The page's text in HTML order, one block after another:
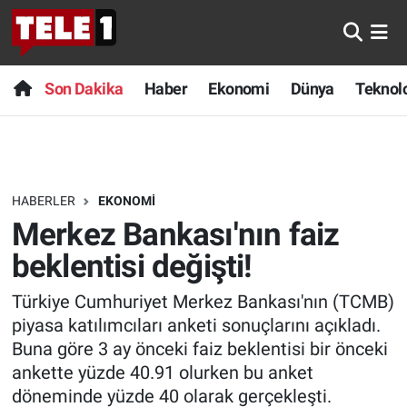
Son Dakika Haber Ekonomi Dünya
HABERLER EKONOMI
Merkez Bankası'nın faiz
beklentisi değişti!
Türkiye Cumhuriyet Merkez Bankası'nın (TCMB)
piyasa katılımcıları anketi sonuçlarını açıkladı.
Buna göre 3 ay önceki faiz beklentisi bir önceki
ankette yüzde 40.91 olurken bu anket
döneminde yüzde 40 olarak gerçekleşti.
Anında Manşet
Başka Sohbetler
Bilim turu
Bilim ve Teknoloji Evreni
Doğa Konuşuyor
Dünya
Ege Saati
Son Dakika
Haber
Dünya
Teknoloji
Sağlık
Spor
Yayın Akışı
Nöbetçi Eczaneler
Hava Durumu
Trafik Durumu
Süper Lig Puan Durumu ve Fikstür
Tüm Manşetler
Son Dakika Haberleri
Haber Arşivi